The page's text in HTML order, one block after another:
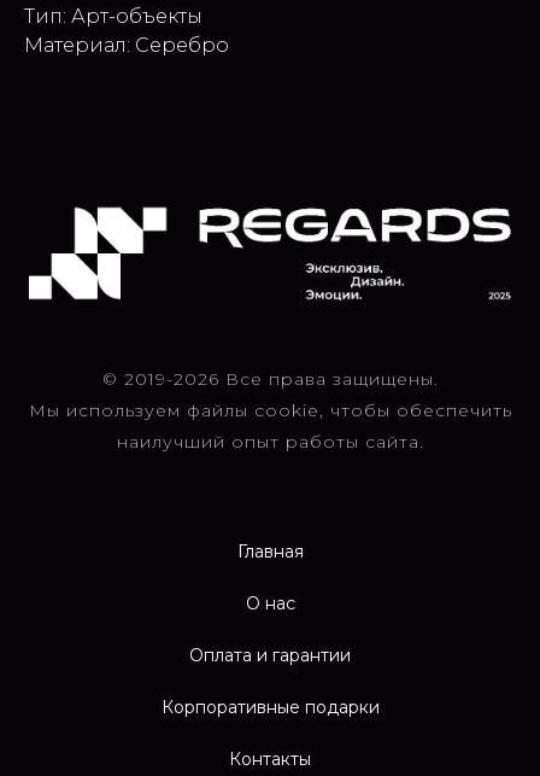
Тип: Арт-объекты
Материал: Серебро
© 2019-2026 Все права защищены.
Мы используем файлы cookie, чтобы обеспечить
наилучший опыт работы сайта.
Главная
О нас
Оплата и гарантии
Корпоративные подарки
Контакты